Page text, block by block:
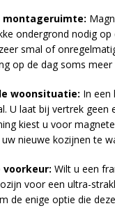
montageruimte:
ondergrond nodig op
smal of
op de dag soms meer
woonsituatie: In een
U laat bij vertrek geen
kiest u voor
nieuwe kozijnen te
voorkeur: Wilt u een
voor een ultra-
de enige optie die